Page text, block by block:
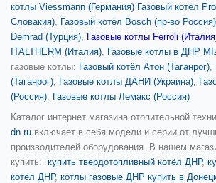
котлы Viessmann (Германия) Газовый котёл
Словакия), Газовый котёл Bosch (пр-во Россия)
Demrad (Турция), Газовые котлы Ferroli
ITALTHERM (Италия), Газовые котлы в ДНР
газовые котлы: Газовый котёл Атон (Таганрог),
(Таганрог), Газовые котлы ДАНИ (Украина),
(Россия), Газовые котлы Лемакс (Россия)
Каталог интернет магазина отопительной
dn.ru включает в себя модели и серии от
производителей оборудования. В нашем
купить: купить твердотопливный котёл ДНР,
котёл ДНР, котлы газовые ДНР купить в